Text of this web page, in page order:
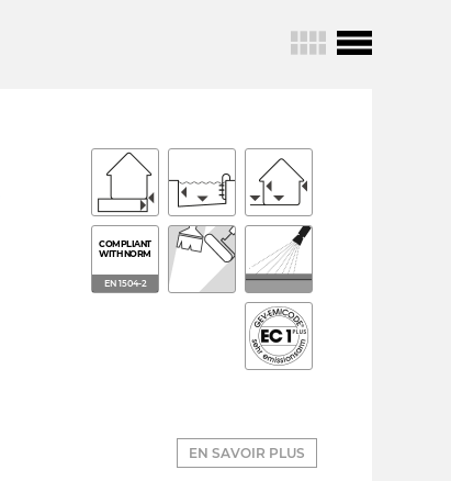
COMPLIANT
WITH NORM
EN 1504-2
EN SAVOIR PLUS